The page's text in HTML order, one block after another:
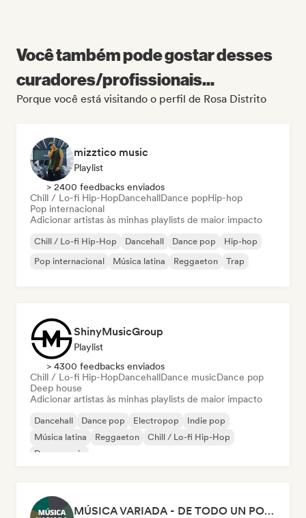
Você também pode gostar desses
curadores/profissionais...
Porque você está visitando o perfil de Rosa Distrito
mizztico music
Playlist
> 2400 feedbacks enviados
Chill / Lo-fi Hip-HopDancehallDance popHip-hop
Pop internacional
Adicionar artistas às minhas playlists de maior impacto
Chill / Lo-fi Hip-Hop Dancehall Dance pop
Hip-hop
Pop internacional
Música latina Reggaeton Trap
ShinyMusicGroup
Playlist
> 4300 feedbacks enviados
Chill / Lo-fi Hip-HopDancehallDance musicDance pop
Deep house
Adicionar artistas às minhas playlists de maior impacto
Dancehall Dance pop Electropop
Indie pop
Música latina
Reggaeton
Chill / Lo-fi Hip-Hop
Dance music
MÚSICA VARIADA - DE TODO UN POCO